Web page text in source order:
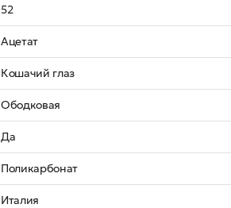
52
Ацетат
Кошачий глаз
Ободковая
Да
Поликарбонат
Италия